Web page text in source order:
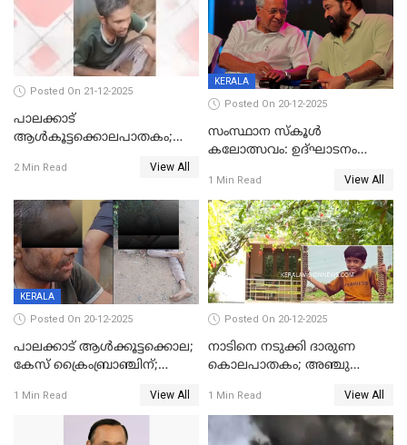
Posted On 21-12-2025
പാലക്കാട്‌
ആൾകൂട്ടക്കൊലപാതകം;
ഊർജ്ജിതമാക്കിമാക്കി
2 Min Read View All
KERALA
Posted On 20-12-2025
സംസ്ഥാന സ്കൂൾ
കലോത്സവം: ഉദ്ഘാടനം
മുഖ്യാതിഥിയായി
മോഹൻലാൽ
1 Min Read View All
KERALA
Posted On 20-12-2025
പാലക്കാട് ആൾക്കൂട്ടക്കൊല;
കേസ് ക്രൈംബ്രാഞ്ചിന്;
അന്വേഷിക്കും
1 Min Read View All
Posted On 20-12-2025
നാടിനെ നടുക്കി ദാരുണ
കൊലപാതകം; അഞ്ചു
കഴുത്തുഞെരിച്ച് കൊന്നു
1 Min Read View All